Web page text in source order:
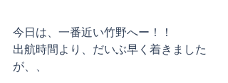
今日は、一番近い竹野へー！！
出航時間より、だいぶ早く着きました
が、、